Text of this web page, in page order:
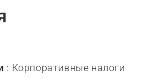
: Корпоративные налоги